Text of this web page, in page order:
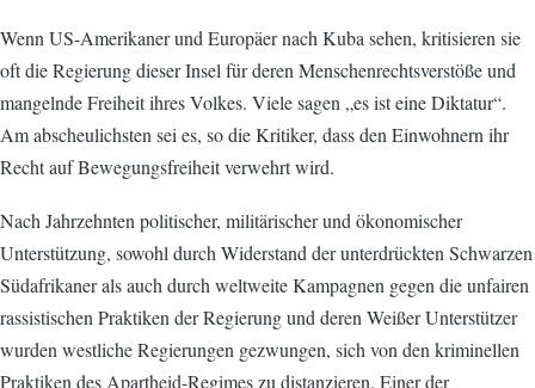
Wenn US-Amerikaner und Europäer nach Kuba sehen, kritisieren sie
oft die Regierung dieser Insel für deren Menschenrechtsverstöße und
mangelnde Freiheit ihres Volkes. Viele sagen „es ist eine Diktatur“.
Am abscheulichsten sei es, so die Kritiker, dass den Einwohnern ihr
Recht auf Bewegungsfreiheit verwehrt wird.
Nach Jahrzehnten politischer, militärischer und ökonomischer
Unterstützung, sowohl durch Widerstand der unterdrückten Schwarzen
Südafrikaner als auch durch weltweite Kampagnen gegen die unfairen
rassistischen Praktiken der Regierung und deren Weißer Unterstützer
wurden westliche Regierungen gezwungen, sich von den kriminellen
Praktiken des Apartheid-Regimes zu distanzieren. Einer der